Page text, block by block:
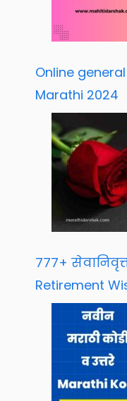
Online
Marathi 2024
777+
Retirement